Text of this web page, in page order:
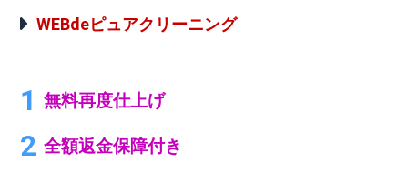
WEBdeピュアクリーニング
無料再度仕上げ
全額返金保障付き